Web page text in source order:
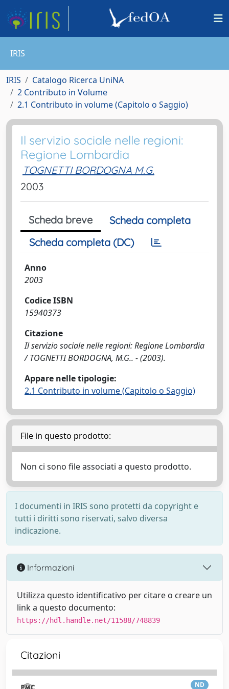
IRIS
IRIS
Catalogo Ricerca UniNA
2 Contributo in Volume
2.1 Contributo in volume (Capitolo o Saggio)
Il servizio sociale nelle regioni:
Regione Lombardia
TOGNETTI BORDOGNA M.G.
2003
Scheda breve
Scheda completa
Scheda completa (DC)
Anno
2003
Codice ISBN
15940373
Citazione
Il servizio sociale nelle regioni: Regione Lombardia
/ TOGNETTI BORDOGNA, M.G.. - (2003).
Appare nelle tipologie:
2.1 Contributo in volume (Capitolo o Saggio)
File in questo prodotto:
Non ci sono file associati a questo prodotto.
I documenti in IRIS sono protetti da copyright e
tutti i diritti sono riservati, salvo diversa
indicazione.
Informazioni
Utilizza questo identificativo per citare o creare un
link a questo documento:
https://hdl.handle.net/11588/748839
Citazioni
ND